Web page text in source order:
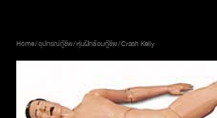
Home/อุปกรณ์กู้ชีพ/หุ่นฝึกซ้อมกู้ชีพ/ Crash Kelly